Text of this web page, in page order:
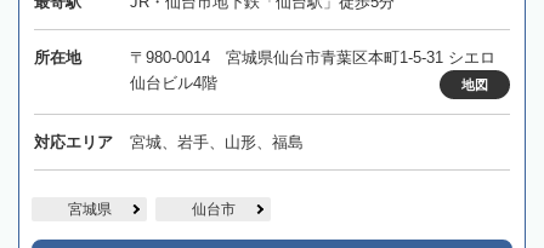
所在地
〒980-0014 宮城県仙台市青葉区本町1-5-31 シエロ
仙台ビル4階
地図
対応エリア 宮城、岩手、山形、福島
宮城県 仙台市